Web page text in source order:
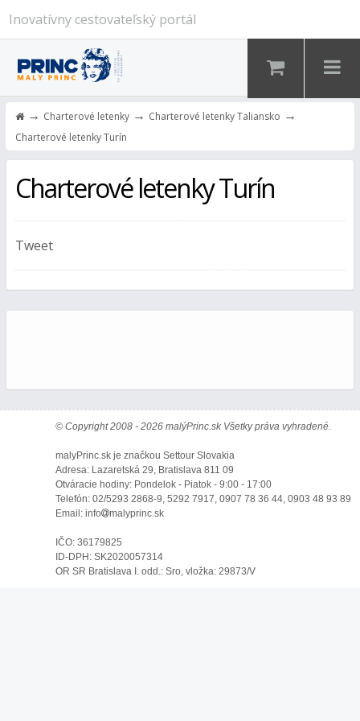
Inovatívny cestovateľský portál
→ Charterové letenky→ Charterové letenky Taliansko →
Charterové letenky Turín
Charterové letenky Turín
Tweet
© Copyright 2008 - 2026 malýPrinc.sk Všetky práva vyhradené.
malyPrinc.sk je značkou Settour Slovakia
Adresa: Lazaretská 29, Bratislava 811 09
Otváracie hodiny: Pondelok - Piatok - 9:00 - 17:00
Telefón: 02/5293 2868-9, 5292 7917, 0907 78 36 44, 0903 48 93 89
Email: info
malyprinc.sk
IČO: 36179825
ID-DPH: SK2020057314
OR SR Bratislava I. odd.: Sro, vložka: 29873/V